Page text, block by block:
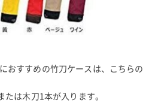
おすすめの竹刀ケースは、こちらの
は木刀1本が入ります。